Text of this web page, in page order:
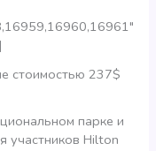
стоимостью 237$
парке и
участников Hilton